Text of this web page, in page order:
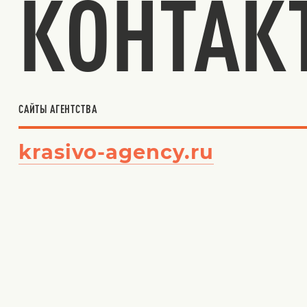
САЙТЫ АГЕНТСТВА
krasivo-agency.ru